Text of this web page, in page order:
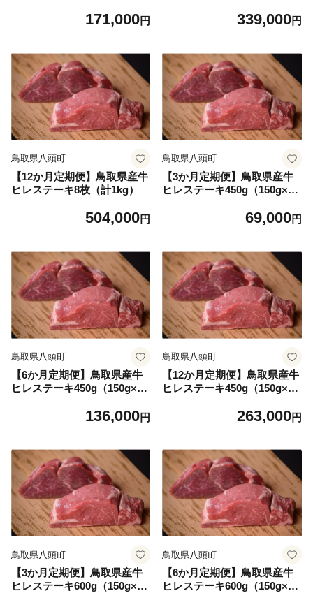
171,000円 339,000円
鳥取県八頭町
【12か月定期便】鳥取県産牛
ヒレステーキ8枚（計1kg）
504,000円
鳥取県八頭町
【3か月定期便】鳥取県産牛
ヒレステーキ450g（150g×3
69,000円
鳥取県八頭町
【6か月定期便】鳥取県産牛
ヒレステーキ450g（150g×3
136,000円
鳥取県八頭町
【12か月定期便】鳥取県産牛
ヒレステーキ450g（150g×3
263,000円
鳥取県八頭町
【3か月定期便】鳥取県産牛
ヒレステーキ600g（150g×4
鳥取県八頭町
【6か月定期便】鳥取県産牛
ヒレステーキ600g（150g×4